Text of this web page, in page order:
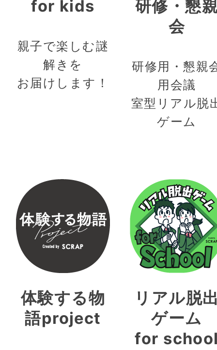
for kids
親子で楽しむ謎
解きを
お届けします！
研修・懇
会
研修用・懇親
用会議
室型リアル脱
ゲーム
体験する物
語project
リアル脱
ゲーム
for